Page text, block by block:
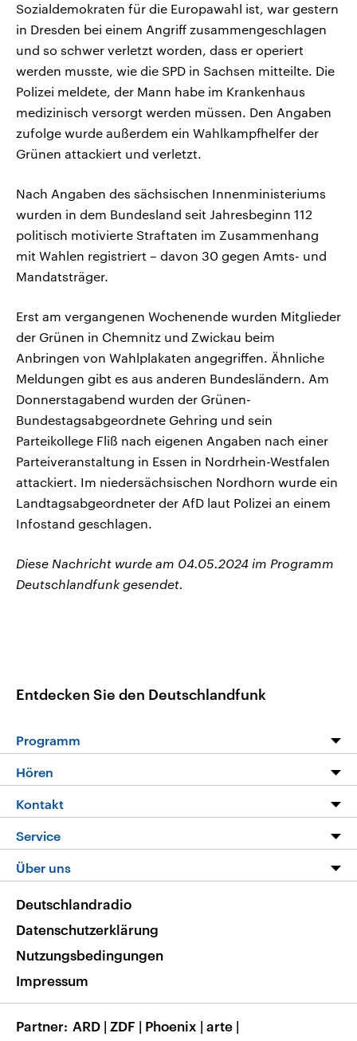
Sozialdemokraten für die Europawahl ist, war gestern
in Dresden bei einem Angriff zusammengeschlagen
und so schwer verletzt worden, dass er operiert
werden musste, wie die SPD in Sachsen mitteilte. Die
Polizei meldete, der Mann habe im Krankenhaus
medizinisch versorgt werden müssen. Den Angaben
zufolge wurde außerdem ein Wahlkampfhelfer der
Grünen attackiert und verletzt.
Nach Angaben des sächsischen Innenministeriums
wurden in dem Bundesland seit Jahresbeginn 112
politisch motivierte Straftaten im Zusammenhang
mit Wahlen registriert – davon 30 gegen Amts- und
Mandatsträger.
Erst am vergangenen Wochenende wurden Mitglieder
der Grünen in Chemnitz und Zwickau beim
Anbringen von Wahlplakaten angegriffen. Ähnliche
Meldungen gibt es aus anderen Bundesländern. Am
Donnerstagabend wurden der Grünen-
Bundestagsabgeordnete Gehring und sein
Parteikollege Fliß nach eigenen Angaben nach einer
Parteiveranstaltung in Essen in Nordrhein-Westfalen
attackiert. Im niedersächsischen Nordhorn wurde ein
Landtagsabgeordneter der AfD laut Polizei an einem
Infostand geschlagen.
Diese Nachricht wurde am 04.05.2024 im Programm
Deutschlandfunk gesendet.
Entdecken Sie den Deutschlandfunk
Programm
Programm
Die Nachrichten
Nachrichtenleicht
Neue Beiträge auf dlf.de
Hören
Livestream
Podcasts
Deutschlandfunk App
Nachrichten App
Frequenzen
Kontakt
Hörerservice
Service
FAQ
Veranstaltungen
Musikliste
RSS
Über uns
Barrierefreiheit
Deutschlandradio
Datenschutzerklärung
Nutzungsbedingungen
Impressum
Partner ARD | ZDF | Phoenix | arte |